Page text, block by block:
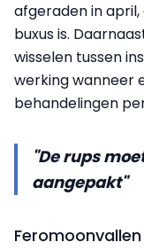
afgeraden in
buxus is.
wisselen tussen
werking wanneer
behandelingen
"De rups
aangepakt"
Feromoonvallen